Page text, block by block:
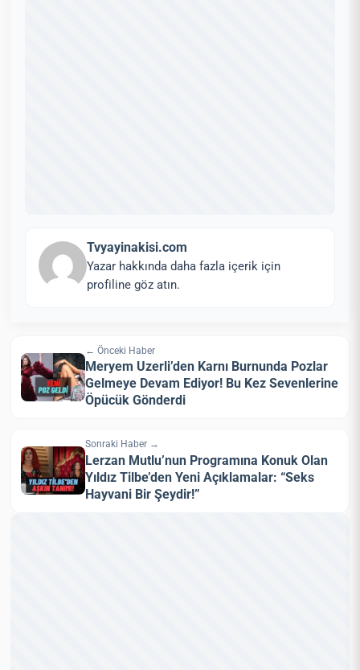
Tvyayinakisi.com
Yazar hakkında daha fazla içerik için
profiline göz atın.
← Önceki Haber
Meryem Uzerli’den Karnı Burnunda Pozlar
Gelmeye Devam Ediyor! Bu Kez Sevenlerine
Öpücük Gönderdi
Sonraki Haber →
Lerzan Mutlu’nun Programına Konuk Olan
Yıldız Tilbe’den Yeni Açıklamalar: “Seks
Hayvani Bir Şeydir!”